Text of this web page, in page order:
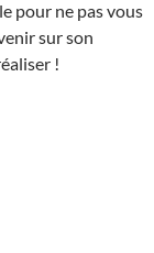
pour ne pas vous
sur son
!